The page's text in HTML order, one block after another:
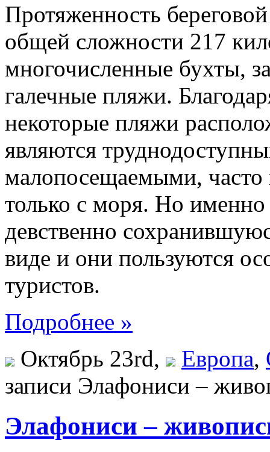
Протяженность
общей сложности 217
многочисленные бухты,
галечные пляжи.
некоторые пляжи
являются
малопосещаемыми, часто
только с моря. Но
девственно
виде и они пользуются
туристов.
Подробнее »
Октябрь 23rd,
Европа,
записи Элафониси –
Элафониси –